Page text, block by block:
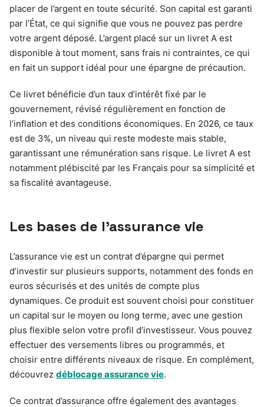
placer de l’argent en toute sécurité. Son capital est garanti
par l’État, ce qui signifie que vous ne pouvez pas perdre
votre argent déposé. L’argent placé sur un livret A est
disponible à tout moment, sans frais ni contraintes, ce qui
en fait un support idéal pour une épargne de précaution.
Ce livret bénéficie d’un taux d’intérêt fixé par le
gouvernement, révisé régulièrement en fonction de
l’inflation et des conditions économiques. En 2026, ce taux
est de 3%, un niveau qui reste modeste mais stable,
garantissant une rémunération sans risque. Le livret A est
notamment plébiscité par les Français pour sa simplicité et
sa fiscalité avantageuse.
Les bases de l’assurance vie
L’assurance vie est un contrat d’épargne qui permet
d’investir sur plusieurs supports, notamment des fonds en
euros sécurisés et des unités de compte plus
dynamiques. Ce produit est souvent choisi pour constituer
un capital sur le moyen ou long terme, avec une gestion
plus flexible selon votre profil d’investisseur. Vous pouvez
effectuer des versements libres ou programmés, et
choisir entre différents niveaux de risque. En complément,
découvrez déblocage assurance vie.
Ce contrat d’assurance offre également des avantages